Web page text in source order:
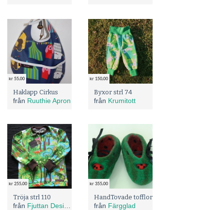
kr 55,00
Haklapp Cirkus
från Ruuthie Apron
kr 150,00
Byxor strl 74
från Krumitott
kr 255,00
Tröja strl 110
från Fjuttan Design barnkläder
kr 355,00
HandTovade tofflor
från Färgglad